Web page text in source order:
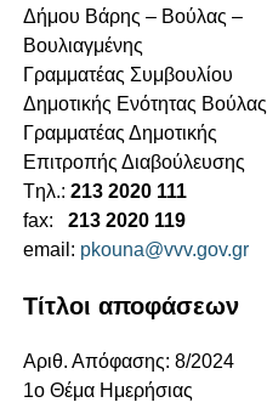
Δήμου Βάρης – Βούλας –
Βουλιαγμένης
Γραμματέας Συμβουλίου
Δημοτικής Ενότητας Βούλας
Γραμματέας Δημοτικής
Επιτροπής Διαβούλευσης
Tηλ.:213 2020 111
fax:213 2020 119
email: pkouna@vvv.gov.gr
Τίτλοι αποφάσεων
Αριθ. Απόφασης: 8/2024
1ο Θέμα Ημερήσιας